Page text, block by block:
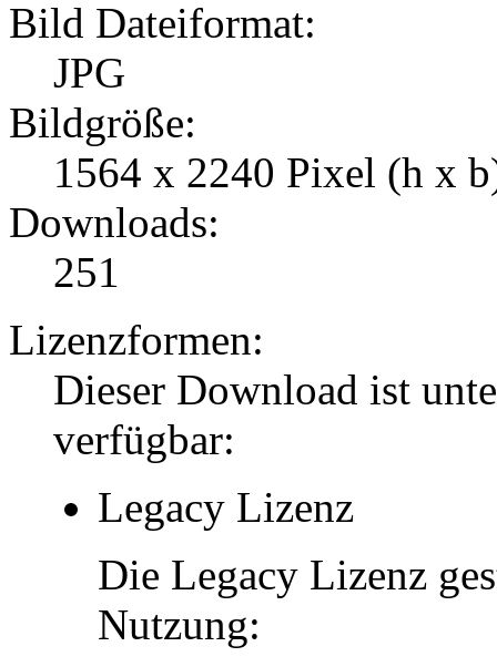
Bild Dateiformat:
JPG
Bildgröße:
1564 x 2240 Pixel (h x
Downloads:
251
Lizenzformen:
Dieser Download ist
verfügbar:
Legacy Lizenz
Die Legacy Lizenz
Nutzung: